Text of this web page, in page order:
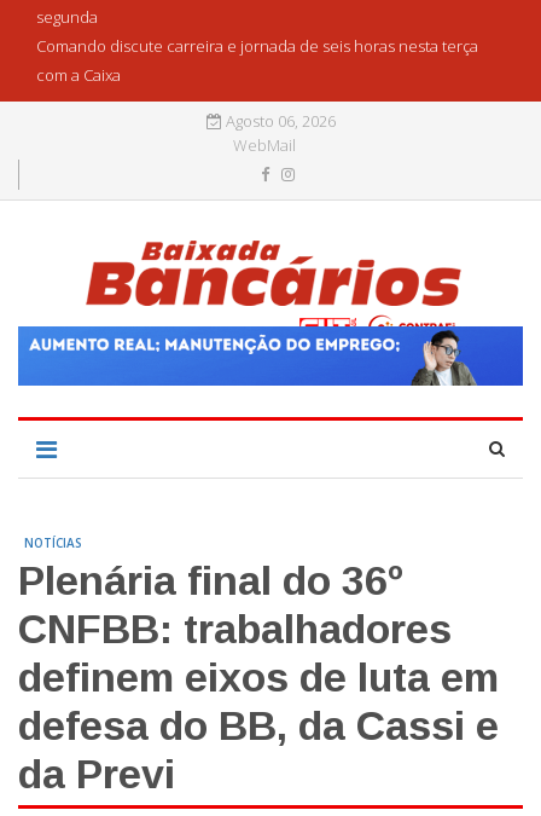
segunda
Comando discute carreira e jornada de seis horas nesta terça
com a Caixa
Agosto 06, 2026
WebMail
NOTÍCIAS
Plenária final do 36º
CNFBB: trabalhadores
definem eixos de luta em
defesa do BB, da Cassi e
da Previ